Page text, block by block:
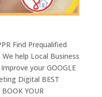
Find Prequalified
We help Local Business
your GOOGLE
Digital BEST
YOUR